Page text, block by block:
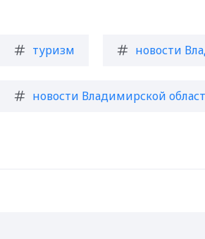
туризм новости
новости Владимирской